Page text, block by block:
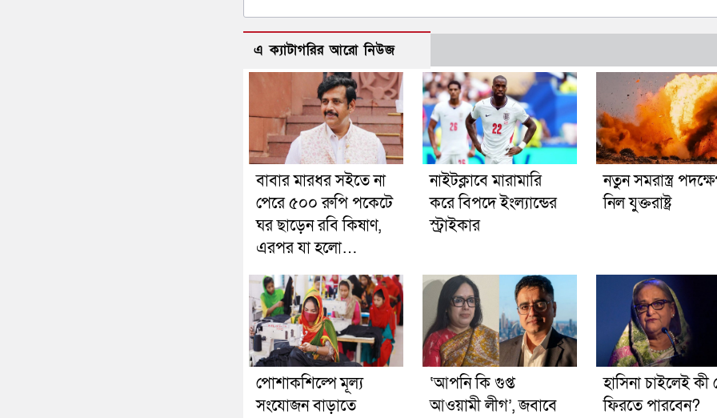
এ ক্যাটাগরির আরো নিউজ
বাবার মারধর সইতে না
পেরে ৫০০ রুপি পকেটে
ঘর ছাড়েন রবি কিষাণ,
এরপর যা হলো…
নাইটক্লাবে মারামারি
করে বিপদে ইংল্যান্ডের
স্ট্রাইকার
নতুন সমরাস্ত্র
নিল যুক্তরাষ্ট্র
পোশাকশিল্পে মূল্য
সংযোজন বাড়াতে
‘আপনি কি গুপ্ত
আওয়ামী লীগ’, জবাবে
হাসিনা চাইলেই কী
ফিরতে পারবেন?